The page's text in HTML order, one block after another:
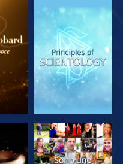
LE
ESPLORA LE
SERIE
LE
GUARDA